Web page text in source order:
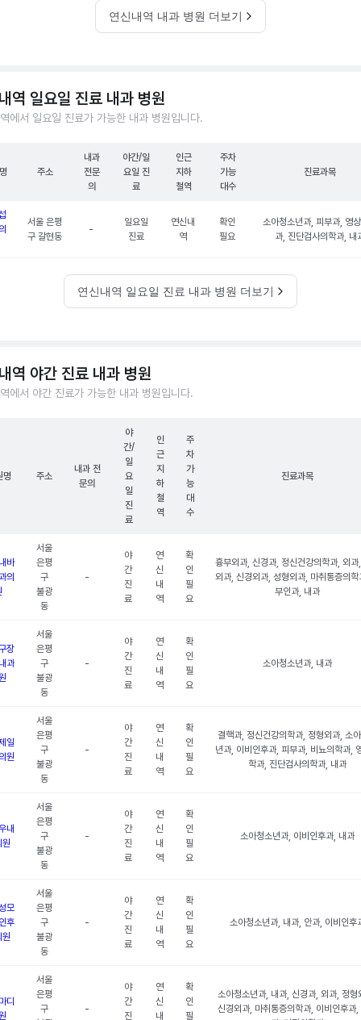
연신내역 내과 병원 더보기
역 일요일 진료 내과 병원
에서 일요일 진료가 가능한 내과 병원입니다.
주소
내과
전문
의
야간/일
요일 진
료
인근
지하
철역
주차
가능
대수
진료과목
서울 은평
구 갈현동
-
일요일
진료
연신내
역
확인
필요
소아청소년과, 피부과, 영
과, 진단검사의학과, 내
연신내역 일요일 진료 내과 병원 더보기
역 야간 진료 내과 병원
에서 야간 진료가 가능한 내과 병원입니다.
명 주소
내과 전
문의
야
간/
일
요
일
진
료
인
근
지
하
철
역
주
차
가
능
대
수
진료과목
바
의
서울
은평
구
불광
동
-
야
간
진
료
연
신
내
역
확
인
필
요
흉부외과, 신경과, 정신건강의학과, 외과
외과, 신경외과, 성형외과, 마취통증의학
부인과, 내과
장
과
서울
은평
구
불광
동
-
야
간
진
료
연
신
내
역
확
인
필
요
소아청소년과, 내과
일
원
서울
은평
구
불광
동
-
야
간
진
료
연
신
내
역
확
인
필
요
결핵과, 정신건강의학과, 정형외과, 소
년과, 이비인후과, 피부과, 비뇨의학과,
학과, 진단검사의학과, 내과
내
원
서울
은평
구
불광
동
-
야
간
진
료
연
신
내
역
확
인
필
요
소아청소년과, 이비인후과, 내과
모
후
원
서울
은평
구
불광
동
-
야
간
진
료
연
신
내
역
확
인
필
요
소아청소년과, 내과, 안과, 이비인후
디
서울
은평
구
-
야
간
진
연
신
내
확
인
필
소아청소년과, 내과, 신경과, 외과, 정형
신경외과, 마취통증의학과, 이비인후과,